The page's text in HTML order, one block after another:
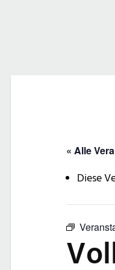
« Alle
Diese